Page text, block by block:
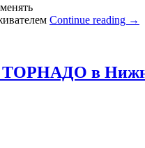
Continue reading →
ТОРНАДО в